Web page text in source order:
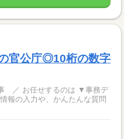
官公庁◎10桁の数字
事務デ
報の入力や、かんたんな質問